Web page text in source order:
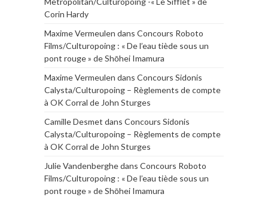
Corin Hardy
Maxime Vermeulen dans Concours Roboto
Films/Culturopoing : « De l’eau tiède sous un
pont rouge » de Shōhei Imamura
Maxime Vermeulen dans Concours Sidonis
Calysta/Culturopoing – Règlements de compte
à OK Corral de John Sturges
Camille Desmet dans Concours Sidonis
Calysta/Culturopoing – Règlements de compte
à OK Corral de John Sturges
Julie Vandenberghedans Concours Roboto
Films/Culturopoing : « De l’eau tiède sous un
pont rouge » de Shōhei Imamura